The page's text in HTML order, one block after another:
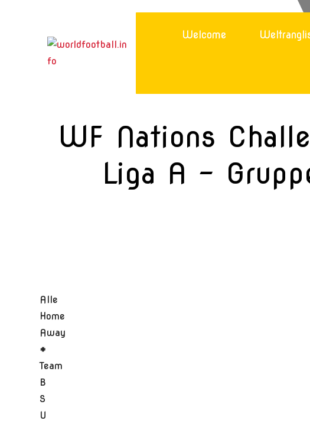
Welcome
WF Nations
Liga A –
Alle
Home
Away
#
Team
B
S
U